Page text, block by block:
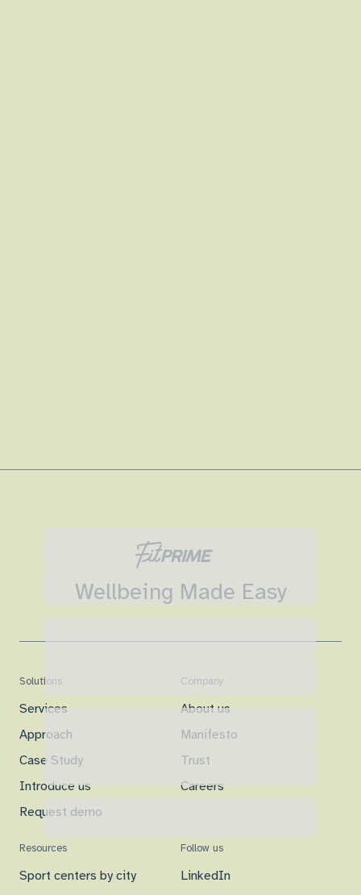
Wellbeing Made Easy
Solutions
Services
Approach
Case Study
Introduce us
Request demo
Company
About us
Manifesto
Trust
Careers
Resources
Sport centers by city
Follow us
LinkedIn